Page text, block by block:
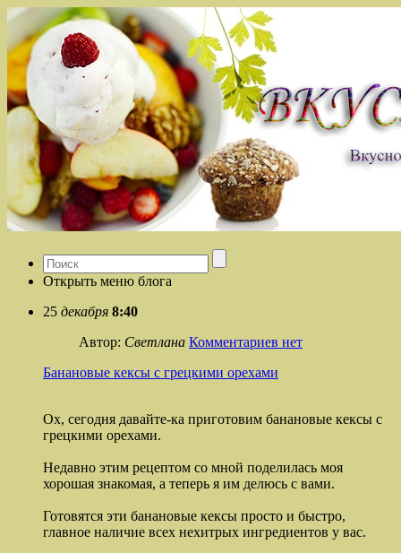
Открыть меню блога
25 декабря 8:40
Автор: Светлана Комментариев нет
Банановые кексы с грецкими орехами
Ох, сегодня давайте-ка приготовим банановые кексы с
грецкими орехами.
Недавно этим рецептом со мной поделилась моя
хорошая знакомая, а теперь я им делюсь с вами.
Готовятся эти банановые кексы просто и быстро,
главное наличие всех нехитрых ингредиентов у вас.